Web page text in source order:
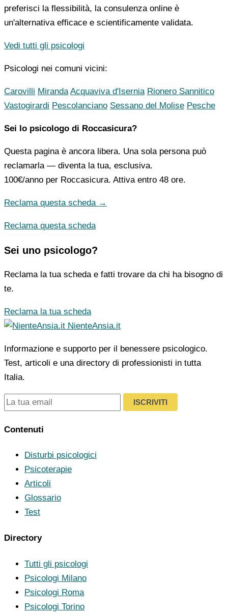
preferisci la flessibilità, la consulenza online è
un'alternativa efficace e scientificamente validata.
Vedi tutti gli psicologi
Psicologi nei comuni vicini:
Carovilli Miranda Acquaviva d'Isernia Rionero Sannitico
Vastogirardi Pescolanciano Sessano del Molise Pesche
Sei lo psicologo di Roccasicura?
Questa pagina è ancora libera. Una sola persona può
reclamarla — diventa la tua, esclusiva.
100€/anno per Roccasicura. Attiva entro 48 ore.
Reclama questa scheda →
Reclama questa scheda
Sei uno psicologo?
Reclama la tua scheda e fatti trovare da chi ha bisogno di
te.
Reclama la tua scheda
NienteAnsia.it
Informazione e supporto per il benessere psicologico.
Test, articoli e una directory di professionisti in tutta
Italia.
ISCRIVITI
Contenuti
Disturbi psicologici
Psicoterapie
Articoli
Glossario
Test
Directory
Tutti gli psicologi
Psicologi Milano
Psicologi Roma
Psicologi Torino